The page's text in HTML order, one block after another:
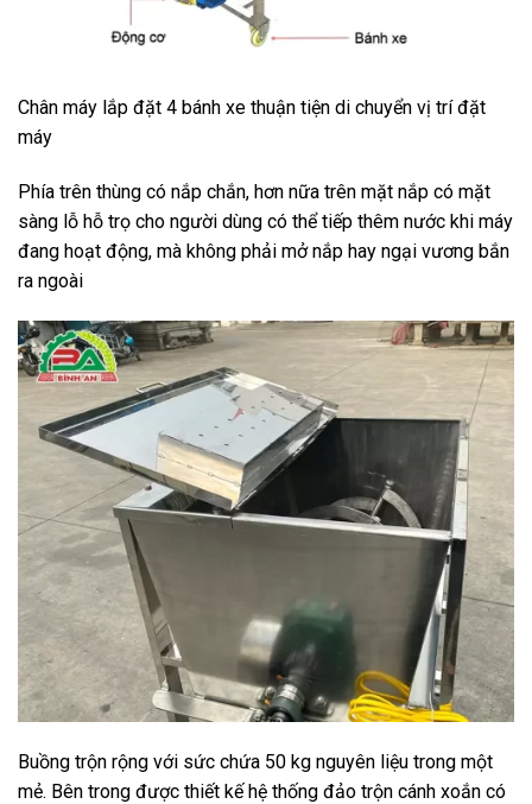
Chân máy lắp đặt 4 bánh xe thuận tiện di chuyển vị trí đặt
máy
Phía trên thùng có nắp chắn, hơn nữa trên mặt nắp có mặt
sàng lỗ hỗ trọ cho người dùng có thể tiếp thêm nước khi máy
đang hoạt động, mà không phải mở nắp hay ngại vương bắn
ra ngoài
Buồng trộn rộng với sức chứa 50 kg nguyên liệu trong một
mẻ. Bên trong được thiết kế hệ thống đảo trộn cánh xoắn có